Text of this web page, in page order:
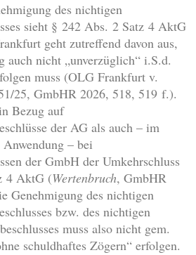
des nichtigen
sieht § 242 Abs. 2 Satz 4 AktG
geht zutreffend davon aus,
auch nicht „unverzüglich“ i.S.d.
muss (OLG Frankfurt v.
25, GmbHR 2026, 518, 519 f.).
Bezug auf
der AG als auch – im
– bei
der GmbH der Umkehrschluss
4 AktG (Wertenbruch, GmbHR
Genehmigung des nichtigen
bzw. des nichtigen
muss also nicht gem.
schuldhaftes Zögern“ erfolgen.